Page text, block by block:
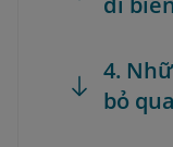
4.
bỏ